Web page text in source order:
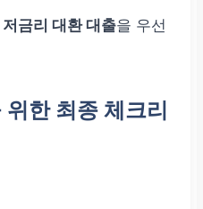
저금리 대환 대출을 우선
한 최종 체크리